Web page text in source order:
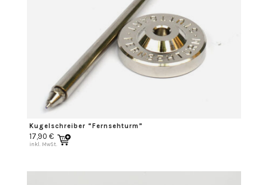
Kugelschreiber “Fernsehturm”
17,90 €
inkl. MwSt.